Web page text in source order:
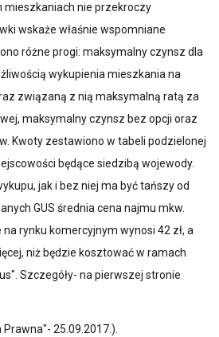
mieszkaniach nie przekroczy
wskaże właśnie wspomniane
różne progi: maksymalny czynsz dla
wykupienia mieszkania na
związaną z nią maksymalną ratą za
maksymalny czynsz bez opcji oraz
Kwoty zestawiono w tabeli podzielonej
będące siedzibą wojewody.
jak i bez niej ma być tańszy od
GUS średnia cena najmu mkw.
rynku komercyjnym wynosi 42 zł, a
niż będzie kosztować w ramach
Szczegóły- na pierwszej stronie
25.09.2017.).